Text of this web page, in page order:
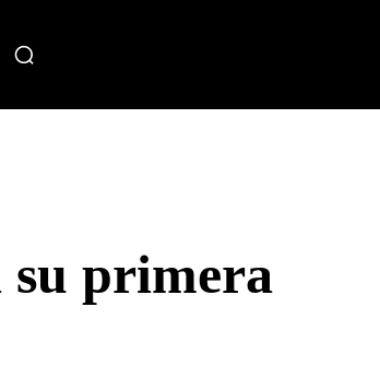
su primera